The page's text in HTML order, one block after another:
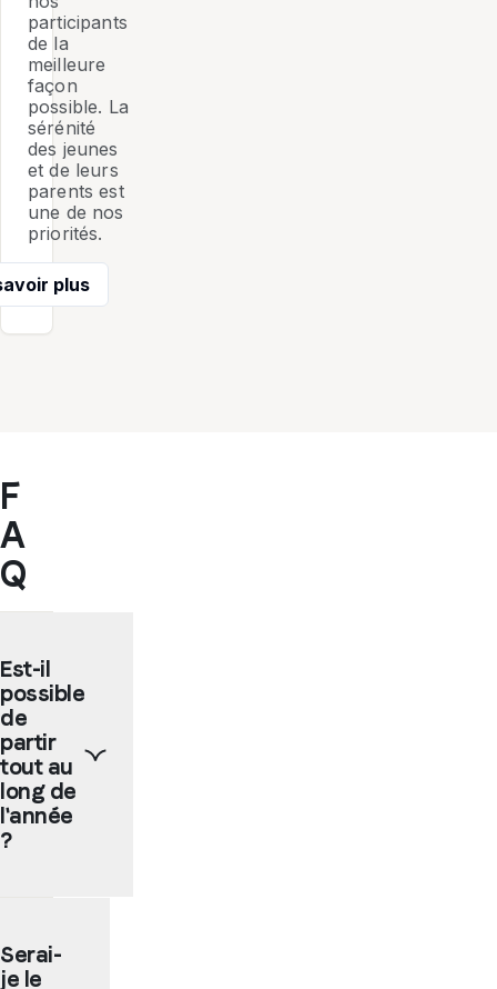
participants
de la
meilleure
façon
possible. La
sérénité
des jeunes
et de leurs
parents est
une de nos
priorités.
plus
F
A
Q
Est-il
possible
de
partir
tout au
long de
l'année
?
écoles
partenaires
Serai-
je le